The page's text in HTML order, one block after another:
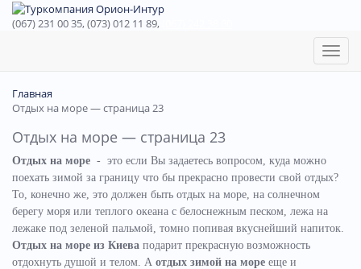
(067) 231 00 35, (073) 012 11 89,
Toggle
Главная
Отдых на море — страница 23
Отдых на море — страница 23
Отдых на море - это если Вы задаетесь вопросом, куда можно
поехать зимой за границу что бы прекрасно провести свой отдых?
То, конечно же, это должен быть отдых на море, на солнечном
берегу моря или теплого океана с белоснежным песком, лежа на
лежаке под зеленой пальмой, томно попивая вкуснейший напиток.
Отдых на море из Киева подарит прекрасную возможность
отдохнуть душой и телом. А отдых зимой на море еще и